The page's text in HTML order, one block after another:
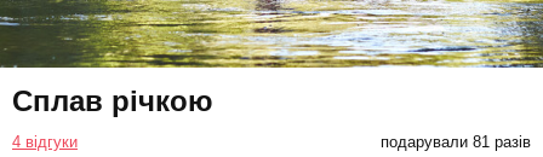
Сплав річкою
4 відгуки подарували 81 разів